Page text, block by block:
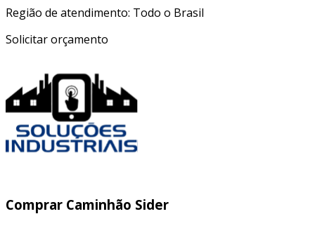
Região de atendimento: Todo o Brasil
Solicitar orçamento
Comprar Caminhão Sider